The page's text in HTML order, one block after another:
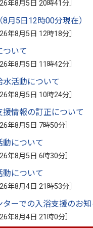
年8月5日 20時41分
月5日12時00分現在）
年8月5日 12時18分
ついて
年8月5日 11時42分
活動について
年8月5日 10時24分
援情報の訂正について
年8月5日 7時50分
について
年8月5日 6時30分
動について
年8月4日 21時53分
ターでの入浴支援のお知
年8月4日 21時0分
人口数 R07年度（
（大字）別
月末
大字）別年齢別人口
町名（大字）別年齢
町名（大字）別年齢別
政町名（大字）別年齢